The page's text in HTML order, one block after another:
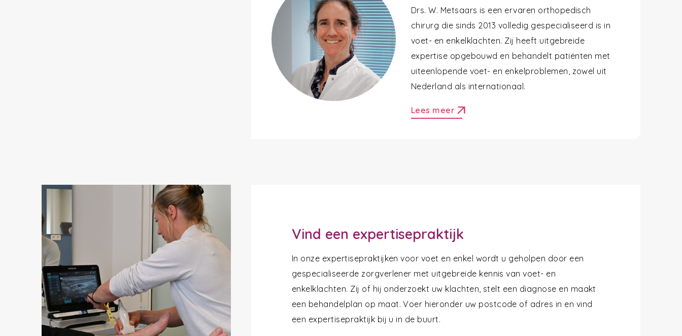
Drs. W. Metsaars is een ervaren orthopedisch
chirurg die sinds 2013 volledig gespecialiseerd is in
voet- en enkelklachten. Zij heeft uitgebreide
expertise opgebouwd en behandelt patiënten met
uiteenlopende voet- en enkelproblemen, zowel uit
Nederland als internationaal.
Lees meer arrow_outward
Vind een expertisepraktijk
In onze expertisepraktijken voor voet en enkel wordt u geholpen door een
gespecialiseerde zorgverlener met uitgebreide kennis van voet- en
enkelklachten. Zij of hij onderzoekt uw klachten, stelt een diagnose en maakt
een behandelplan op maat. Voer hieronder uw postcode of adres in en vind
een expertisepraktijk bij u in de buurt.